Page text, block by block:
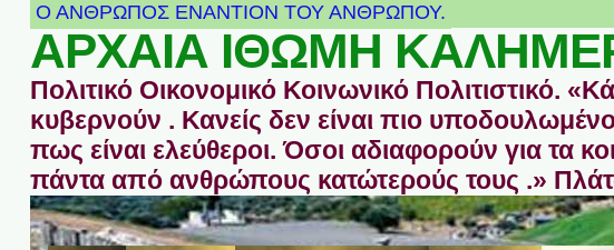
Ο ΑΝΘΡΩΠΟΣ ΕΝΑΝΤΙΟΝ ΤΟΥ ΑΝΘΡΩΠΟΥ.
ΑΡΧΑΙΑ ΙΘΩΜΗ
Πολιτικό Οικονομικό Κοινωνικό Πολιτιστικό.
κυβερνούν . Κανείς δεν είναι πιο
πως είναι ελεύθεροι. Όσοι αδιαφορούν για τα
πάντα από ανθρώπους κατώτερούς τους .»